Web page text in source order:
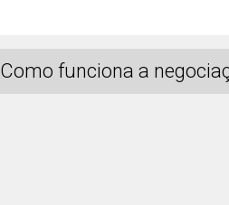
Como funciona a